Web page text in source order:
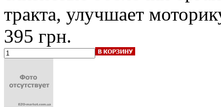
тракта, улучшает
395 грн.